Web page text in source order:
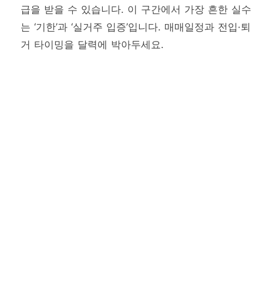
급을 받을 수 있습니다. 이 구간에서 가장 흔한 실수
는 ‘기한’과 ‘실거주 입증’입니다. 매매일정과 전입·퇴
거 타이밍을 달력에 박아두세요.